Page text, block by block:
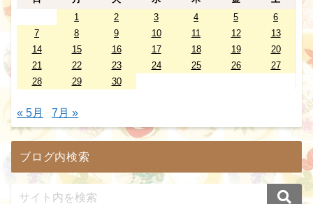
1
2 3 4 5
6
7
8 9 10 11 12
13
14
15 16 17 18 19
20
21
22 23 24 25 26
27
28
29 30
« 5月 7月 »
ブログ内検索